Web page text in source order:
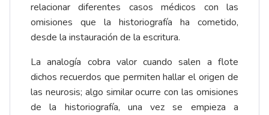
relacionar diferentes casos médicos con las
omisiones que la historiografía ha cometido,
desde la instauración de la escritura.
La analogía cobra valor cuando salen a flote
dichos recuerdos que permiten hallar el origen de
las neurosis; algo similar ocurre con las omisiones
de la historiografía, una vez se empieza a